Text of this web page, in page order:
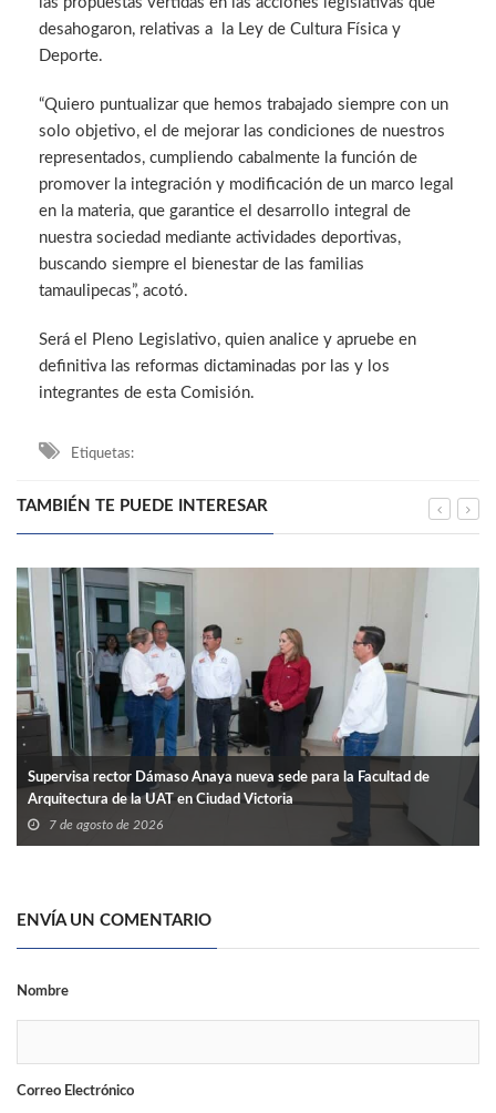
desahogaron, relativas a la Ley de Cultura Física y
Deporte.
“Quiero puntualizar que hemos trabajado siempre con un
solo objetivo, el de mejorar las condiciones de nuestros
representados, cumpliendo cabalmente la función de
promover la integración y modificación de un marco legal
en la materia, que garantice el desarrollo integral de
nuestra sociedad mediante actividades deportivas,
buscando siempre el bienestar de las familias
tamaulipecas”, acotó.
Será el Pleno Legislativo, quien analice y apruebe en
definitiva las reformas dictaminadas por las y los
integrantes de esta Comisión.
Etiquetas:
TAMBIÉN TE PUEDE INTERESAR
Supervisa rector Dámaso Anaya nueva sede para la Facultad de
Arquitectura de la UAT en Ciudad Victoria
7 de agosto de 2026
ENVÍA UN COMENTARIO
Nombre
Correo Electrónico